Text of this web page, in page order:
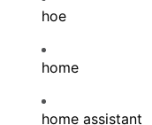
hoe
home
home assistant